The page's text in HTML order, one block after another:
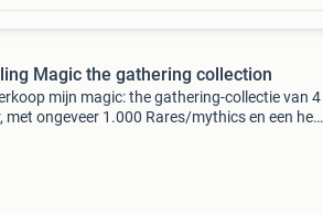
Magic the gathering collection
mijn magic: the gathering-collectie van 4
met ongeveer 1.000 Rares/mythics en een hele